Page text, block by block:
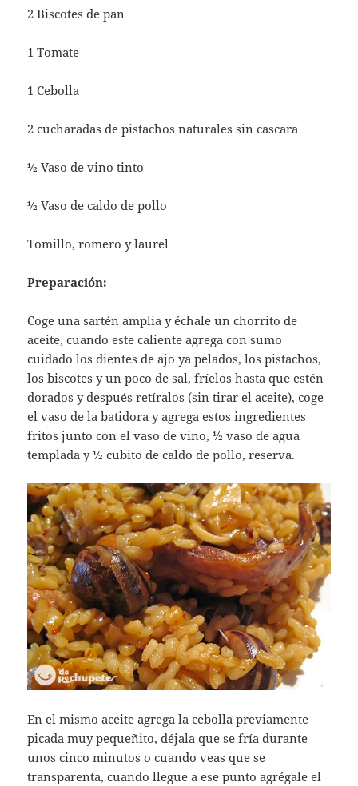
2 Biscotes de pan
1 Tomate
1 Cebolla
2 cucharadas de pistachos naturales sin cascara
½ Vaso de vino tinto
½ Vaso de caldo de pollo
Tomillo, romero y laurel
Preparación:
Coge una sartén amplia y échale un chorrito de
aceite, cuando este caliente agrega con sumo
cuidado los dientes de ajo ya pelados, los pistachos,
los biscotes y un poco de sal, fríelos hasta que estén
dorados y después retíralos (sin tirar el aceite), coge
el vaso de la batidora y agrega estos ingredientes
fritos junto con el vaso de vino, ½ vaso de agua
templada y ½ cubito de caldo de pollo, reserva.
En el mismo aceite agrega la cebolla previamente
picada muy pequeñito, déjala que se fría durante
unos cinco minutos o cuando veas que se
transparenta, cuando llegue a ese punto agrégale el